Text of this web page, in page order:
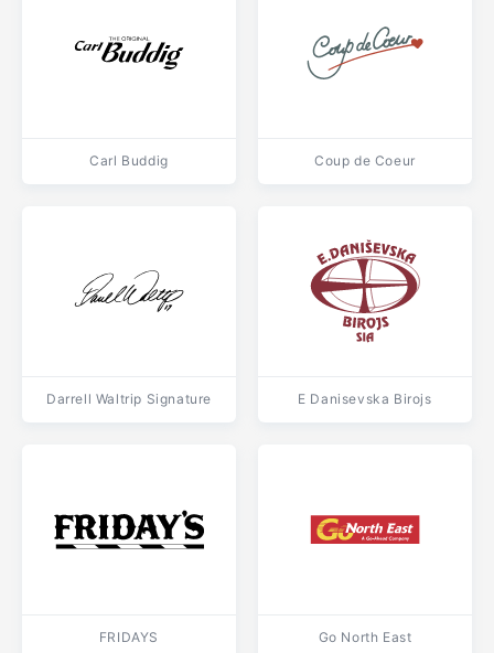
Carl Buddig Coup de Coeur
Darrell Waltrip Signature E Danisevska Birojs
FRIDAYS Go North East